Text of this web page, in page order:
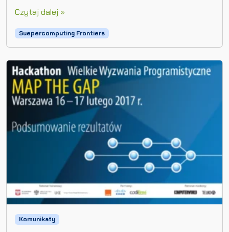
Czytaj dalej »
Suepercomputing Frontiers
Komunikaty